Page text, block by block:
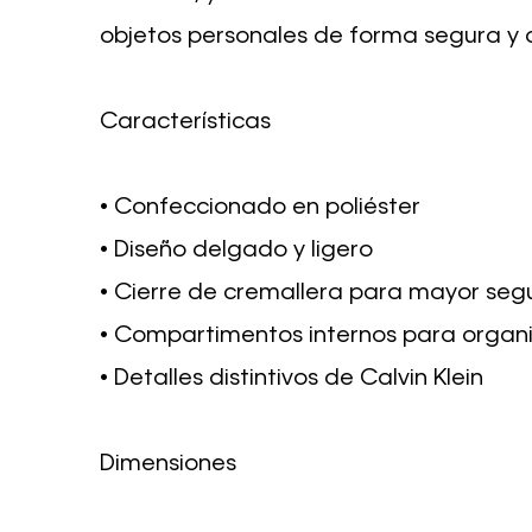
objetos personales de forma segura y
Características
• Confeccionado en poliéster
• Diseño delgado y ligero
• Cierre de cremallera para mayor
• Compartimentos internos para
• Detalles distintivos de Calvin Klein
Dimensiones